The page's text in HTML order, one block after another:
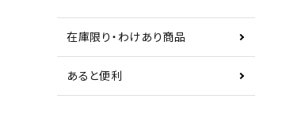
在庫限り・わけあり商品
あると便利